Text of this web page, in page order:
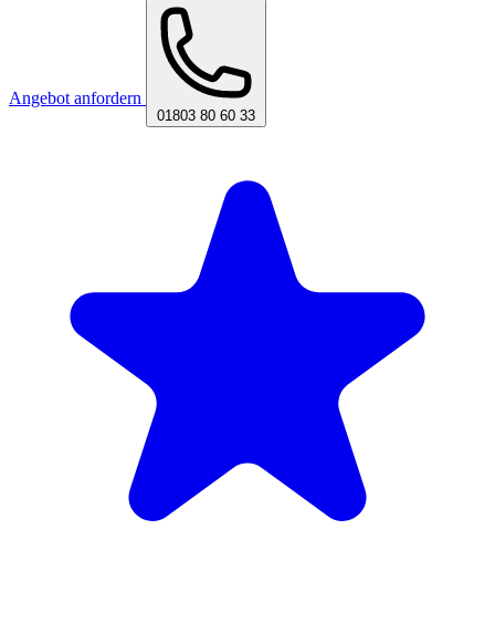
Angebot anfordern
01803 80 60 33